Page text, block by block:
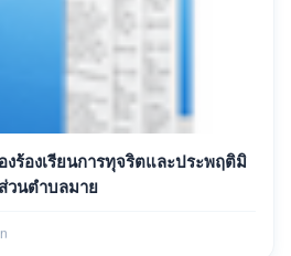
ร้องเรียนการทุจริตและประพฤติมิ
วนตำบลมาย